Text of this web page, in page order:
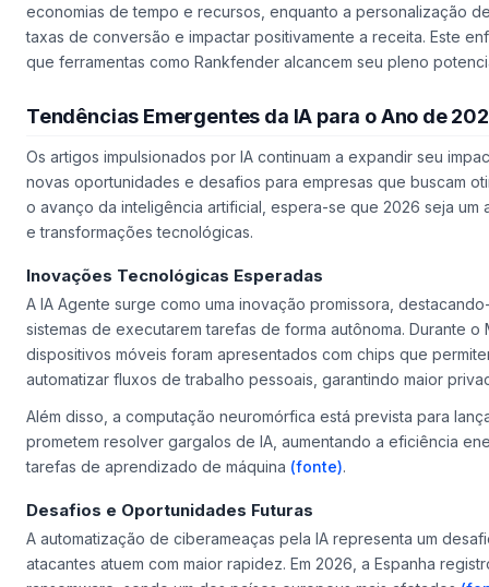
economias de tempo e recursos, enquanto a personalização
taxas de conversão e impactar positivamente a receita. Este
que ferramentas como Rankfender alcancem seu pleno
Tendências Emergentes da IA para o Ano de
Os artigos impulsionados por IA continuam a expandir seu
novas oportunidades e desafios para empresas que buscam
o avanço da inteligência artificial, espera-se que 2026 seja um
e transformações tecnológicas.
Inovações Tecnológicas Esperadas
A IA Agente surge como uma inovação promissora,
sistemas de executarem tarefas de forma autônoma. Durante
dispositivos móveis foram apresentados com chips que
automatizar fluxos de trabalho pessoais, garantindo maior
Além disso, a computação neuromórfica está prevista para
prometem resolver gargalos de IA, aumentando a eficiência
tarefas de aprendizado de máquina (fonte).
Desafios e Oportunidades Futuras
A automatização de ciberameaças pela IA representa um
atacantes atuem com maior rapidez. Em 2026, a Espanha